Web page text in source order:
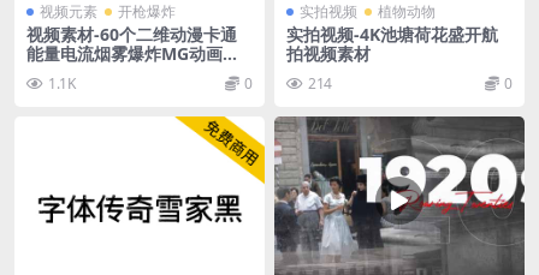
视频元素 开枪爆炸
视频素材-60个二维动漫卡通
能量电流烟雾爆炸MG动画元
素 2D FX Elements
1.1K 0
实拍视频 植物动物
实拍视频-4K池塘荷花盛开航
拍视频素材
214 0